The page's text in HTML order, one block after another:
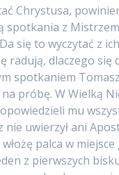
Chrystusa,
spotkania z
się to wyczytać z
radują, dlaczego
spotkaniem
próbę. W Wielką
mu
uwierzył ani
palca w
z pierwszych